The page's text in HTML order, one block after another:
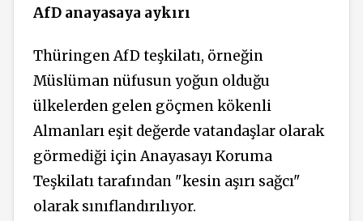
AfD anayasaya aykırı
Thüringen AfD teşkilatı, örneğin
Müslüman nüfusun yoğun olduğu
ülkelerden gelen göçmen kökenli
Almanları eşit değerde vatandaşlar olarak
görmediği için Anayasayı Koruma
Teşkilatı tarafından "kesin aşırı sağcı"
olarak sınıflandırılıyor.